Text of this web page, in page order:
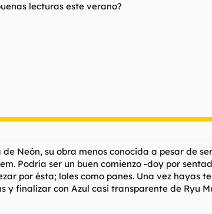
lecturas este verano?
de Neón, su obra menos conocida a pesar de
Podría ser un buen comienzo -doy por
por ésta; loles como panes. Una vez hayas
y finalizar con Azul casi transparente de Ryu